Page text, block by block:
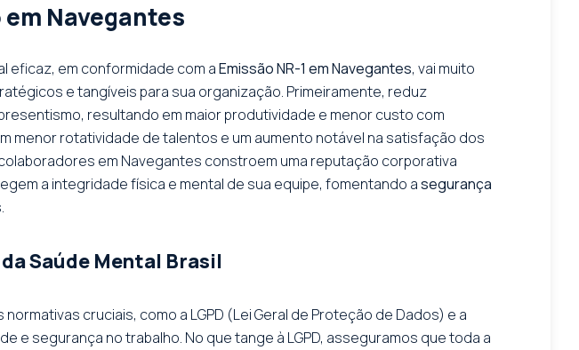
Navegantes
eficaz, em conformidade com aEmissão NR-1 em Navegantes, vai muito
e tangíveis para sua organização. Primeiramente, reduz
resultando em maior produtividade e menor custo com
menor rotatividade de talentos e um aumento notável na satisfação dos
em Navegantes constroem uma reputação corporativa
a integridade física e mental de sua equipe, fomentando asegurança
Saúde Mental Brasil
cruciais, como a LGPD (Lei Geral de Proteção de Dados) e a
e segurança no trabalho. No que tange à LGPD, asseguramos que toda a